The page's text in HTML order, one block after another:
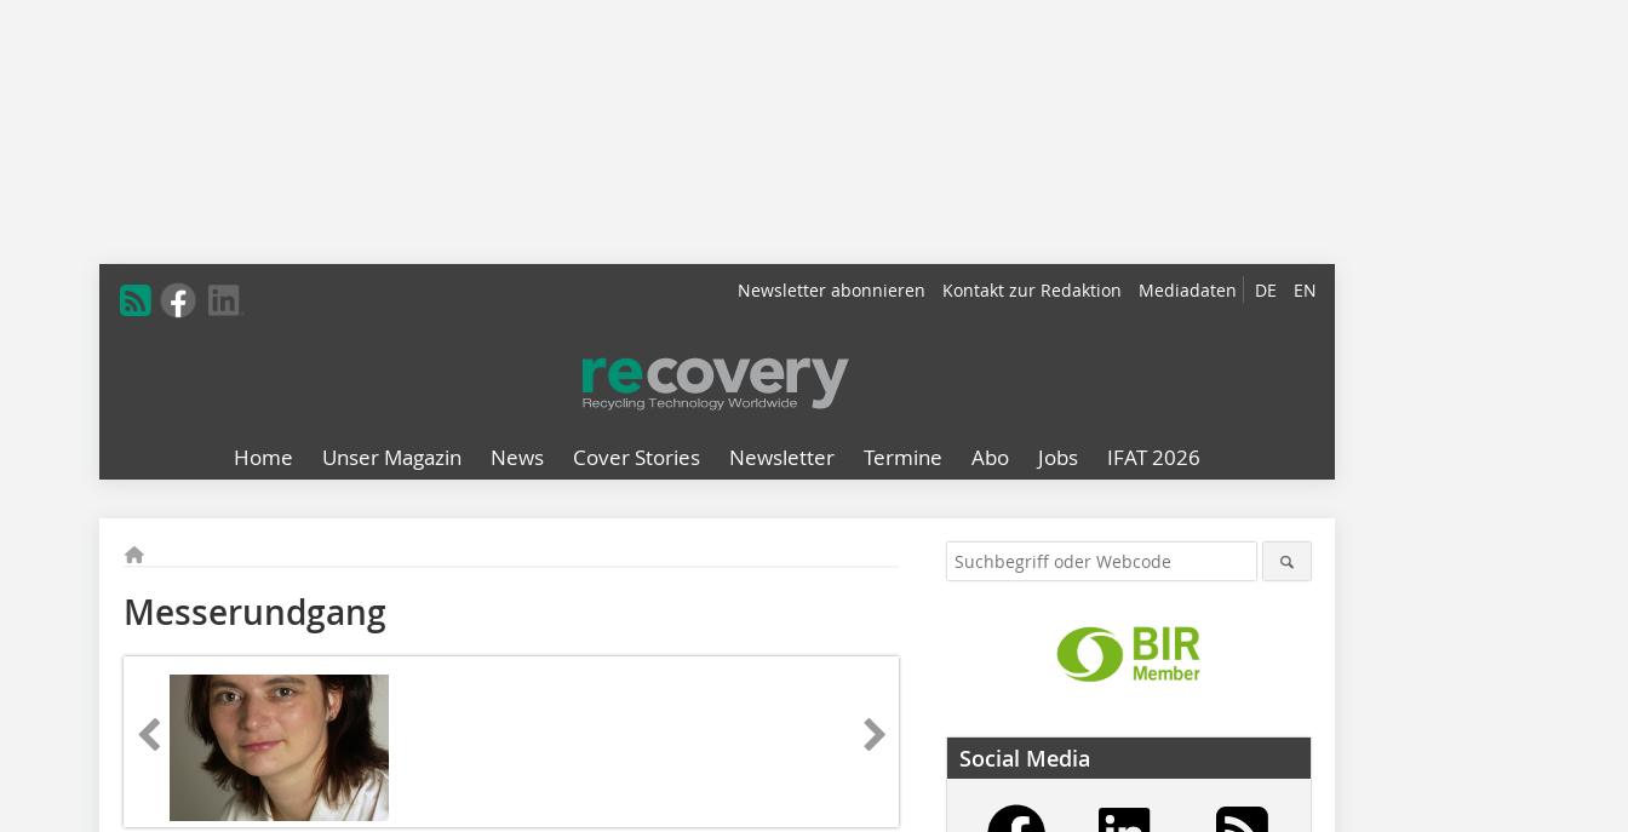
DE EN
Newsletter abonnieren Kontakt zur Redaktion Mediadaten
Home Unser Magazin News Cover Stories Newsletter Termine Abo Jobs IFAT 2026
Messerundgang
Social Media